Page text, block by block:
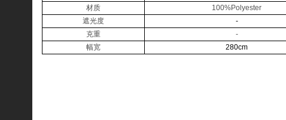
材质
100%Polyester
遮光度
-
克重
-
幅宽
280cm